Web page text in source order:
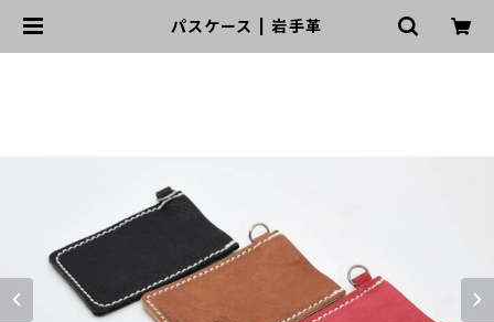
パスケース | 岩手革